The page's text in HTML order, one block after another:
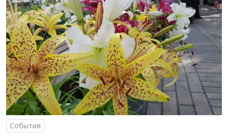
События